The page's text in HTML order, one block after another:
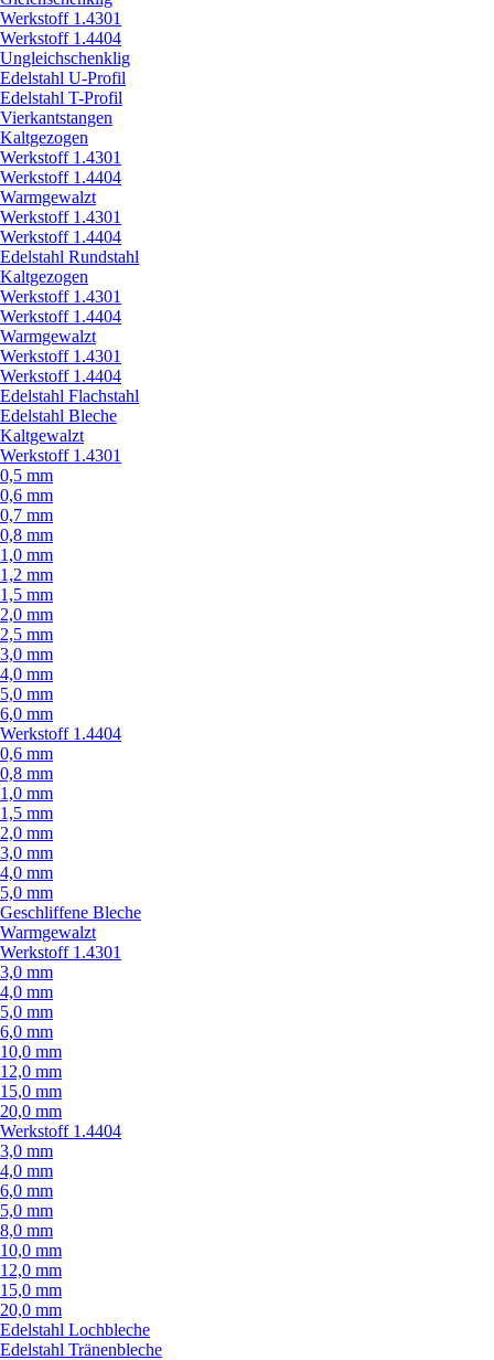
Werkstoff 1.4301
Werkstoff 1.4404
Ungleichschenklig
Edelstahl U-Profil
Edelstahl T-Profil
Vierkantstangen
Kaltgezogen
Werkstoff 1.4301
Werkstoff 1.4404
Warmgewalzt
Werkstoff 1.4301
Werkstoff 1.4404
Edelstahl Rundstahl
Kaltgezogen
Werkstoff 1.4301
Werkstoff 1.4404
Warmgewalzt
Werkstoff 1.4301
Werkstoff 1.4404
Edelstahl Flachstahl
Edelstahl Bleche
Kaltgewalzt
Werkstoff 1.4301
0,5 mm
0,6 mm
0,7 mm
0,8 mm
1,0 mm
1,2 mm
1,5 mm
2,0 mm
2,5 mm
3,0 mm
4,0 mm
5,0 mm
6,0 mm
Werkstoff 1.4404
0,6 mm
0,8 mm
1,0 mm
1,5 mm
2,0 mm
3,0 mm
4,0 mm
5,0 mm
Geschliffene Bleche
Warmgewalzt
Werkstoff 1.4301
3,0 mm
4,0 mm
5,0 mm
6,0 mm
10,0 mm
12,0 mm
15,0 mm
20,0 mm
Werkstoff 1.4404
3,0 mm
4,0 mm
6,0 mm
5,0 mm
8,0 mm
10,0 mm
12,0 mm
15,0 mm
20,0 mm
Edelstahl Lochbleche
Edelstahl Tränenbleche